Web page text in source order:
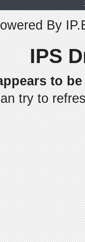
By
IPS
to
try to